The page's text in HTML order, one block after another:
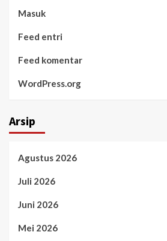
Masuk
Feed entri
Feed komentar
WordPress.org
Arsip
Agustus 2026
Juli 2026
Juni 2026
Mei 2026